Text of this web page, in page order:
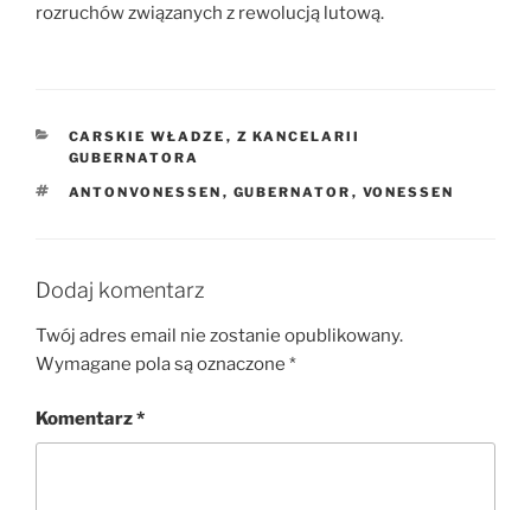
rozruchów związanych z rewolucją lutową.
KATEGORIE
CARSKIE WŁADZE , Z KANCELARII
GUBERNATORA
TAGI
ANTONVONESSEN , GUBERNATOR , VONESSEN
Dodaj komentarz
Twój adres email nie zostanie opublikowany.
Wymagane pola są oznaczone *
Komentarz*